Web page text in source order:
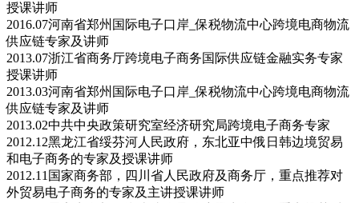
授课讲师
2016.07河南省郑州国际电子口岸_保税物流中心跨境电商物流
供应链专家及讲师
2013.07浙江省商务厅跨境电子商务国际供应链金融实务专家
授课讲师
2013.03河南省郑州国际电子口岸_保税物流中心跨境电商物流
供应链专家及讲师
2013.02中共中央政策研究室经济研究局跨境电子商务专家
2012.12黑龙江省绥芬河人民政府，东北亚中俄日韩边境贸易
和电子商务的专家及授课讲师
2012.11国家商务部，四川省人民政府及商务厅，重点推荐对
外贸易电子商务的专家及主讲授课讲师